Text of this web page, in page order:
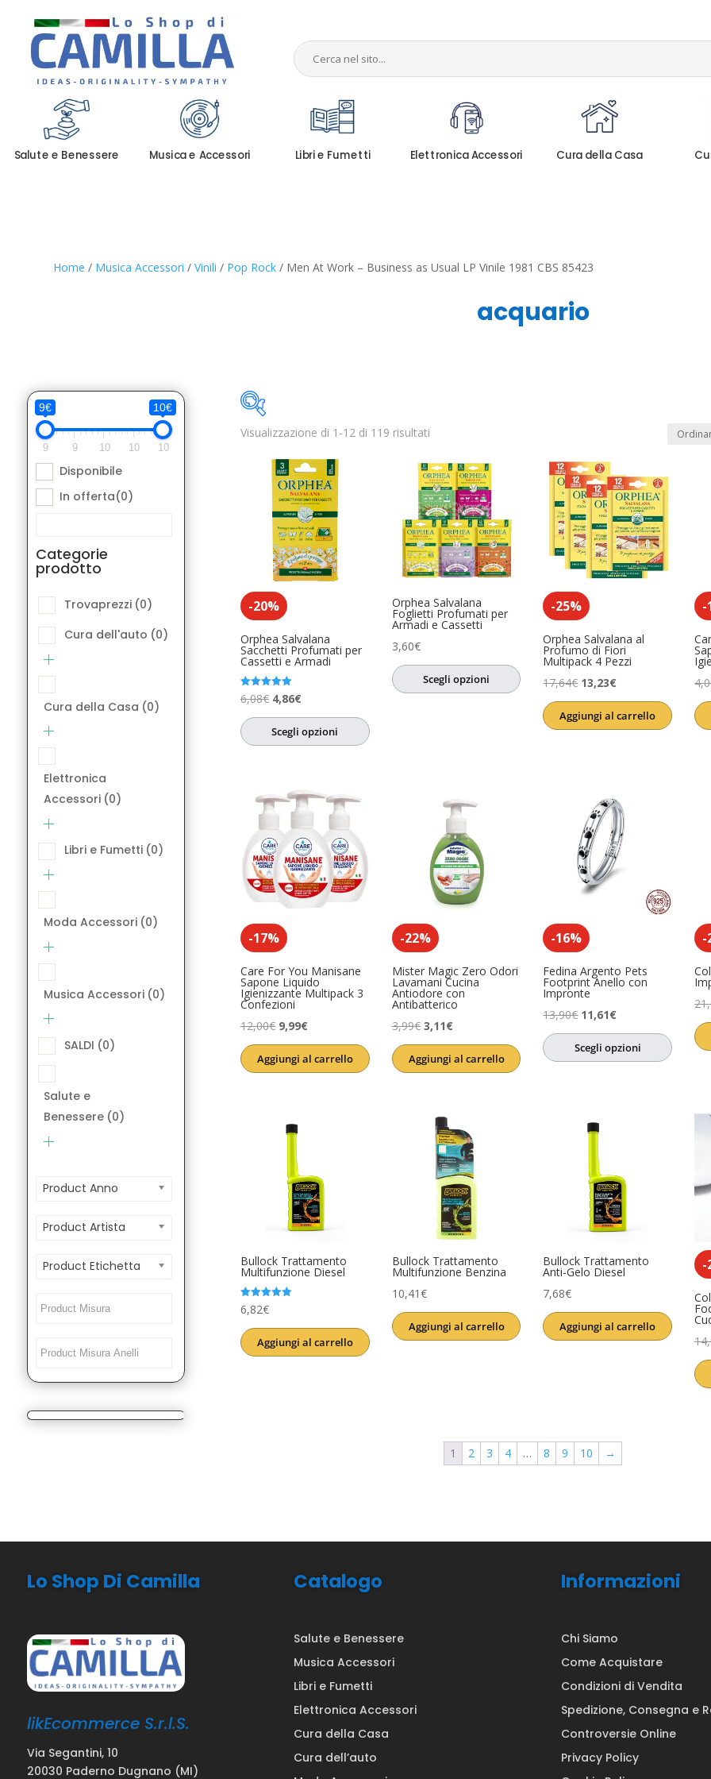
Salute e Benessere Musica e Accessori Libri e Fumetti Elettronica Accessori Cura della Casa
Home / Musica Accessori /Vinili / Pop Rock / Men At Work – Business as Usual LP Vinile 1981 CBS 85423
acquario
9€ 10€
9 9 10 10 10
Disponibile
In offerta(0)
Categorie
prodotto
Trovaprezzi (0)
Cura dell'auto (0)
Cura della Casa (0)
Elettronica
Accessori (0)
Libri e Fumetti (0)
Moda Accessori (0)
Musica Accessori (0)
SALDI (0)
Salute e
Benessere (0)
Product Anno
Product Artista
Product Etichetta
Categorie prodotto
Trovaprezzi
Cura dell'auto
Cura della Casa
Elettronica Accessori(0)
Libri e Fumetti
Moda Accessori
Musica Accessori
SALDI
(0)
Product Anno Product Artista
Product Etichetta
Visualizzazione di 1-12 di 119 risultati
-20%
Orphea Salvalana
Sacchetti Profumati per
Cassetti e Armadi
Valutato
5.00
6,08€ Il
prezzo
originale
4,86€Il
prezzo
attuale
Scegli opzioni
Orphea Salvalana
Foglietti Profumati per
Armadi e Cassetti
3,60€
Scegli opzioni
-25%
Orphea Salvalana al
Profumo di Fiori
Multipack 4 Pezzi
17,64€ Il
prezzo
originale
13,23€Il
prezzo
attuale
Aggiungi al carrello
-
-17%
Care For You Manisane
Sapone Liquido
Igienizzante Multipack 3
Confezioni
12,00€ Il
prezzo
originale
9,99€Il
prezzo
attuale
Aggiungi al carrello
-22%
Mister Magic Zero Odori
Lavamani Cucina
Antiodore con
Antibatterico
3,99€ Il
prezzo
originale
3,11€Il
prezzo
attuale
Aggiungi al carrello
-16%
Fedina Argento Pets
Footprint Anello con
Impronte
13,90€ Il
prezzo
originale
11,61€Il
prezzo
attuale
Scegli opzioni
-
Bullock Trattamento
Multifunzione Diesel
Valutato
5.00
6,82€
Aggiungi al carrello
Bullock Trattamento
Multifunzione Benzina
10,41€
Aggiungi al carrello
Bullock Trattamento
Anti-Gelo Diesel
7,68€
Aggiungi al carrello
-
1 2 3 4 … 8 9 10 →
Lo Shop Di Camilla
likEcommerce S.r.l.S.
Via Segantini, 10
20030 Paderno Dugnano (MI)
Catalogo
Salute e Benessere
Musica Accessori
Libri e Fumetti
Elettronica Accessori
Cura della Casa
Cura dell’auto
Informazioni
Chi Siamo
Come Acquistare
Condizioni di Vendita
Spedizione, Consegna e
Controversie Online
Privacy Policy